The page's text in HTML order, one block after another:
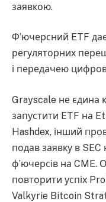
заявкою.
Ф’ючерсний ETF
регуляторних
і передачею
Grayscale не єдина
запустити ETF на
Hashdex, інший
подав заявку в SEC
ф’ючерсів на CME.
повторити успіх
Valkyrie Bitcoin